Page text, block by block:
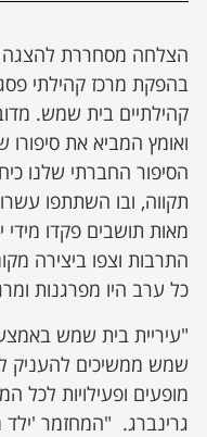
הצלחה מסחררת להצגה
בהפקת מרכז קהילתי
קהילתיים בית שמש.
ואומץ המביא את
הסיפור החברתי שלנו
תקווה, ובו השתתפו
מאות תושבים פקדו מידי
התרבות וצפו ביצירה
כל ערב היו מפרגנות
"עיריית בית שמש
שמש ממשיכים להעניק
מופעים ופעילויות
גרינברג. "המחזמר 'ילד